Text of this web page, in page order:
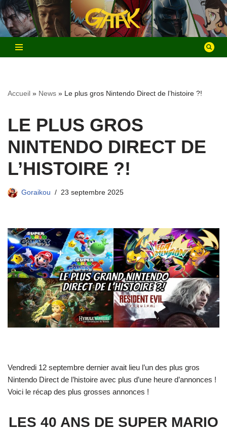
Aller
au
contenu
Accueil » News » Le plus gros Nintendo Direct de l’histoire ?!
LE PLUS GROS
NINTENDO DIRECT DE
L’HISTOIRE ?!
Goraikou 23 septembre 2025
Vendredi 12 septembre dernier avait lieu l’un des plus gros
Nintendo Direct de l’histoire avec plus d’une heure d’annonces !
Voici le récap des plus grosses annonces !
LES 40 ANS DE SUPER MARIO